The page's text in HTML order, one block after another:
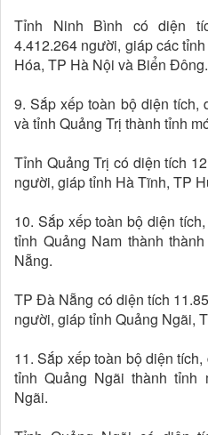
Tỉnh Ninh Bình có diện
4.412.264 người, giáp các
Hóa, TP Hà Nội và Biển Đông.
9. Sắp xếp toàn bộ diện tích,
và tỉnh Quảng Trị thành tỉnh
Tỉnh Quảng Trị có diện tích
người, giáp tỉnh Hà Tĩnh, TP
10. Sắp xếp toàn bộ diện
tỉnh Quảng Nam thành
Nẵng.
TP Đà Nẵng có diện tích
người, giáp tỉnh Quảng Ngãi,
11. Sắp xếp toàn bộ diện
tỉnh Quảng Ngãi thành
Ngãi.